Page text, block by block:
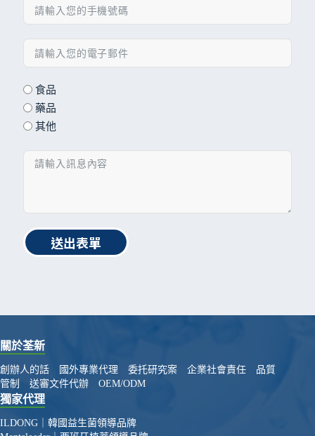
食品
藥品
其他
送出表單
關於荃新
創辦人的話 國外專業代理 委托研究案 企業社會責任
品質
管制
送審文件代辦 OEM/ODM
獨家代理
ILDONG｜韓國益生菌領導品牌